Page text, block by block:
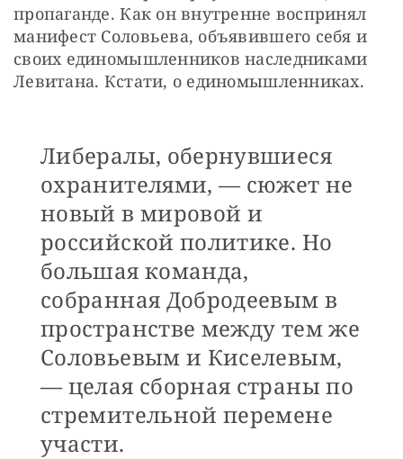
пропаганде. Как он внутренне воспринял
манифест Соловьева, объявившего себя и
своих единомышленников наследниками
Левитана. Кстати, о единомышленниках.
Либералы, обернувшиеся
охранителями, — сюжет не
новый в мировой и
российской политике. Но
большая команда,
собранная Добродеевым в
пространстве между тем же
Соловьевым и Киселевым,
— целая сборная страны по
стремительной перемене
участи.